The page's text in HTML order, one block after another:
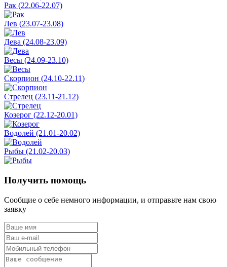
Рак (22.06-22.07)
Лев (23.07-23.08)
Дева (24.08-23.09)
Весы (24.09-23.10)
Скорпион (24.10-22.11)
Стрелец (23.11-21.12)
Козерог (22.12-20.01)
Водолей (21.01-20.02)
Рыбы (21.02-20.03)
Получить помощь
Сообщие о себе немного информации, и отправьте нам свою
заявку